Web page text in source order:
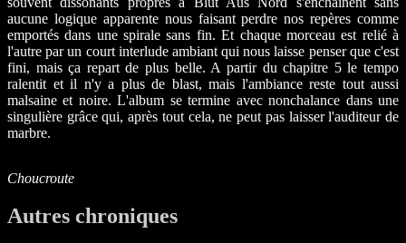
aucune logique apparente nous faisant perdre nos repères comme
emportés dans une spirale sans fin. Et chaque morceau est relié à
l'autre par un court interlude ambiant qui nous laisse penser que c'est
fini, mais ça repart de plus belle. A partir du chapitre 5 le tempo
ralentit et il n'y a plus de blast, mais l'ambiance reste tout aussi
malsaine et noire. L'album se termine avec nonchalance dans une
singulière grâce qui, après tout cela, ne peut pas laisser l'auditeur de
marbre.
Choucroute
Autres chroniques